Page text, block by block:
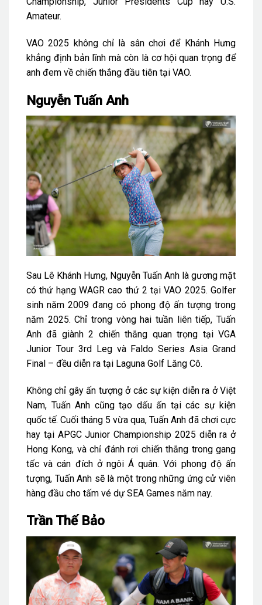
Amateur.
VAO 2025 không chỉ là sân chơi để Khánh Hưng
khẳng định bản lĩnh mà còn là cơ hội quan trọng để
anh đem về chiến thắng đầu tiên tại VAO.
Nguyễn Tuấn Anh
Sau Lê Khánh Hưng, Nguyễn Tuấn Anh là gương mặt
có thứ hạng WAGR cao thứ 2 tại VAO 2025. Golfer
sinh năm 2009 đang có phong độ ấn tượng trong
năm 2025. Chỉ trong vòng hai tuần liên tiếp, Tuấn
Anh đã giành 2 chiến thắng quan trọng tại VGA
Junior Tour 3rd Leg và Faldo Series Asia Grand
Final – đều diễn ra tại Laguna Golf Lăng Cô.
Không chỉ gây ấn tượng ở các sự kiện diễn ra ở Việt
Nam, Tuấn Anh cũng tạo dấu ấn tại các sự kiện
quốc tế. Cuối tháng 5 vừa qua, Tuấn Anh đã chơi cực
hay tại APGC Junior Championship 2025 diễn ra ở
Hong Kong, và chỉ đánh rơi chiến thắng trong gang
tấc và cán đích ở ngôi Á quân. Với phong độ ấn
tượng, Tuấn Anh sẽ là một trong những ứng cử viên
hàng đầu cho tấm vé dự SEA Games năm nay.
Trần Thế Bảo